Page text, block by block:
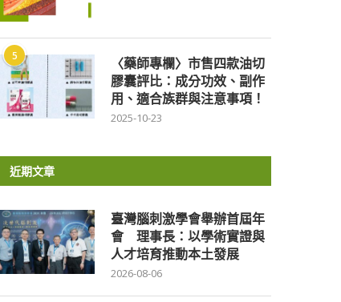
5
〈藥師專欄〉市售四款油切
膠囊評比：成分功效、副作
用、適合族群與注意事項！
2025-10-23
近期文章
臺灣腦刺激學會舉辦首屆年
會 理事長：以學術實證與
人才培育推動本土發展
2026-08-06